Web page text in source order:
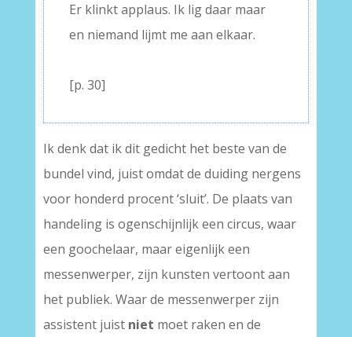
Er klinkt applaus. Ik lig daar maar
en niemand lijmt me aan elkaar.
[p. 30]
Ik denk dat ik dit gedicht het beste van de
bundel vind, juist omdat de duiding nergens
voor honderd procent ‘sluit’. De plaats van
handeling is ogenschijnlijk een circus, waar
een goochelaar, maar eigenlijk een
messenwerper, zijn kunsten vertoont aan
het publiek. Waar de messenwerper zijn
assistent juist niet moet raken en de